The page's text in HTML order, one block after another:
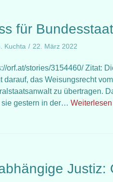
für
Kuchta 22. März 2022
orf.at/stories/3154460/ Zitat:
darauf, das Weisungsrecht
zu übertragen.
sie gestern in der…
Justiz: